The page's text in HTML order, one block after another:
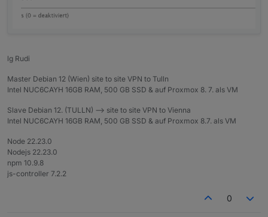
lg Rudi
Master Debian 12 (Wien) site to site VPN to Tulln
Intel NUC6CAYH 16GB RAM, 500 GB SSD & auf Proxmox 8. 7. als VM
Slave Debian 12. (TULLN) --> site to site VPN to Vienna
Intel NUC6CAYH 16GB RAM, 500 GB SSD & auf Proxmox 8.7. als VM
Node 22.23.0
Nodejs 22.23.0
npm 10.9.8
js-controller 7.2.2
0